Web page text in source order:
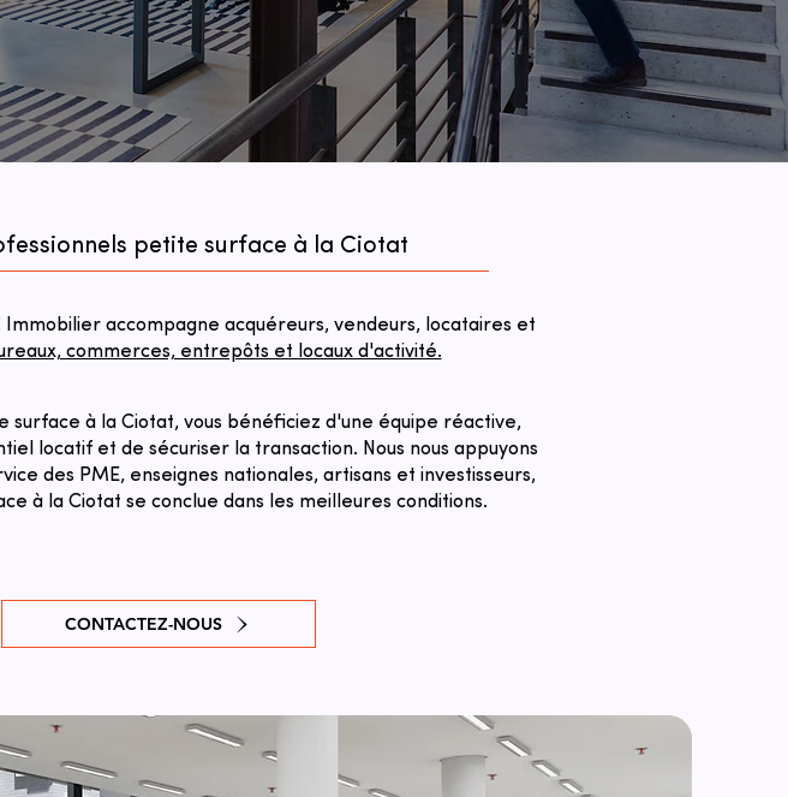
petite surface à la Ciotat
accompagne acquéreurs, vendeurs, locataires et
commerces, entrepôts et locaux d'activité.
à la Ciotat, vous bénéficiez d'une équipe réactive,
locatif et de sécuriser la transaction. ​Nous nous appuyons
des PME, enseignes nationales, artisans et investisseurs,
à la Ciotat se conclue dans les meilleures conditions.
CONTACTEZ-NOUS